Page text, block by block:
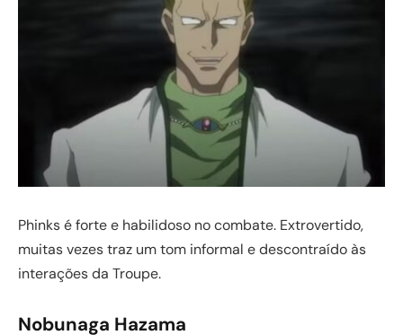
Phinks é forte e habilidoso no combate. Extrovertido,
muitas vezes traz um tom informal e descontraído às
interações da Troupe.
Nobunaga Hazama